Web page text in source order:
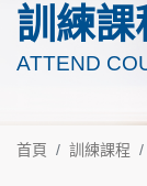
訓練課
ATTEND
首頁 訓練課程